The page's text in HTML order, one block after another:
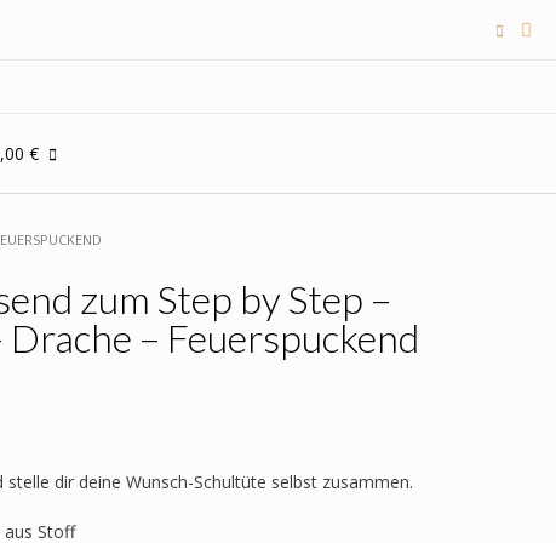
€
zum Step by Step –
– Feuerspuckend
stelle dir deine Wunsch-Schultüte selbst zusammen.
Stoff